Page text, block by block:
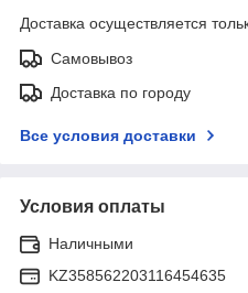
Доставка осуществляется
Самовывоз
Доставка по городу
Все условия доставки
Условия оплаты
Наличными
KZ358562203116454635